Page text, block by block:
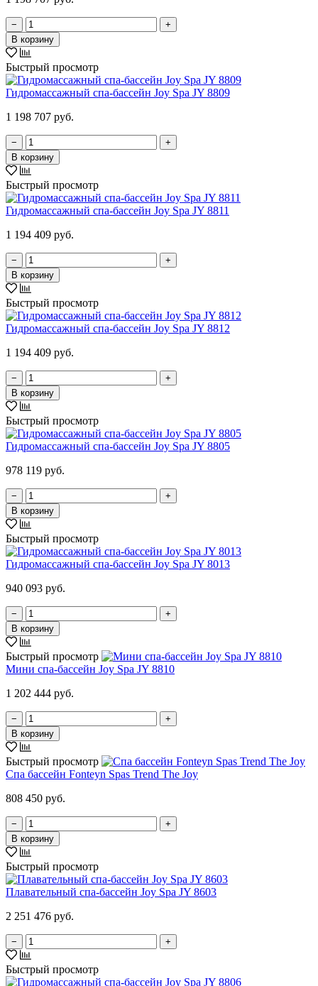
−
+
В корзину
Быстрый просмотр
Гидромассажный спа-бассейн Joy Spa JY 8809
1 198 707 руб.
−
+
В корзину
Быстрый просмотр
Гидромассажный спа-бассейн Joy Spa JY 8811
1 194 409 руб.
−
+
В корзину
Быстрый просмотр
Гидромассажный спа-бассейн Joy Spa JY 8812
1 194 409 руб.
−
+
В корзину
Быстрый просмотр
Гидромассажный спа-бассейн Joy Spa JY 8805
978 119 руб.
−
+
В корзину
Быстрый просмотр
Гидромассажный спа-бассейн Joy Spa JY 8013
940 093 руб.
−
+
В корзину
Быстрый просмотр
Мини спа-бассейн Joy Spa JY 8810
1 202 444 руб.
−
+
В корзину
Быстрый просмотр
Спа бассейн Fonteyn Spas Trend The Joy
808 450 руб.
−
+
В корзину
Быстрый просмотр
Плавательный спа-бассейн Joy Spa JY 8603
2 251 476 руб.
− +
Быстрый просмотр